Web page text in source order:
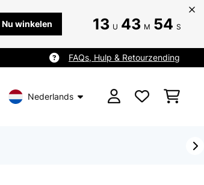
Nu winkelen 13 U 43 M 52 S
FAQs, Hulp & Retourzending
Nederlands